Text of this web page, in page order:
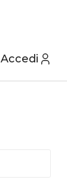
Accedi